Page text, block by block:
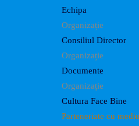
Echipa
Organizație
Consiliul Director
Organizație
Documente
Organizație
Cultura Face Bine
Parteneriate cu